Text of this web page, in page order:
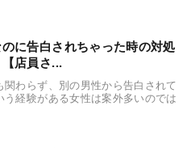
に告白されちゃった時の対処
店員さ...
関わらず、別の男性から告白されて
う経験がある女性は案外多いのでは